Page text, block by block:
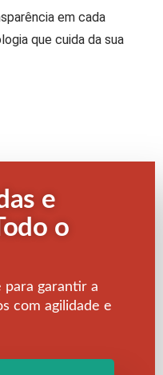
em cada
que cuida da sua
e
o
para garantir a
com agilidade e